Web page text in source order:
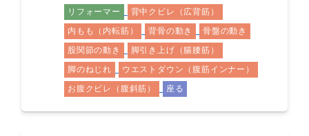
リフォーマー
背中クビレ（広背筋）
内もも（内転筋）
背骨の動き
骨盤の動き
股関節の動き
脚引き上げ（腸腰筋）
脚のねじれ
ウエストダウン（腹筋インナー）
お腹クビレ（腹斜筋）
座る